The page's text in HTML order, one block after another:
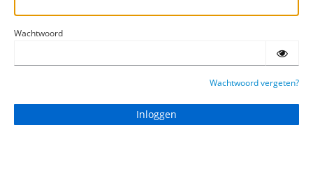
Wachtwoord
Wachtwoord vergeten?